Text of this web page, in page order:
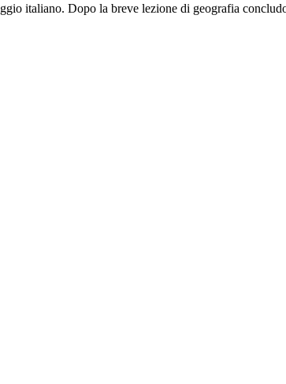
italiano. Dopo la breve lezione di geografia